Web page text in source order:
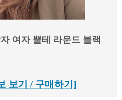
여자 뿔테 라운드 블랙
보기 / 구매하기]